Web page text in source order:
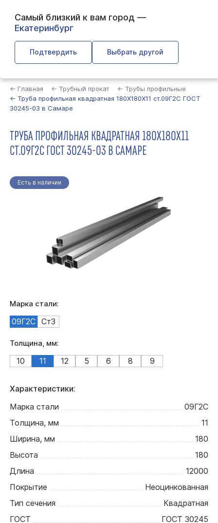
Самый близкий к вам город —
Екатеринбург
Подтвердить Выбрать другой
← Главная ← Трубный прокат
← Трубы профильные
← Труба профильная квадратная 180Х180Х11 ст.09Г2С ГОСТ
30245-03 в Самаре
ТРУБА ПРОФИЛЬНАЯ КВАДРАТНАЯ 180Х180Х11
СТ.09Г2С ГОСТ 30245-03 В САМАРЕ
Есть в наличии
Марка стали:
09Г2С Ст3
Толщина, мм:
10 11 12 5 6 8 9
Характеристики:
Марка стали
09Г2С
Толщина, мм
11
Ширина, мм
180
Высота
180
Длина
12000
Покрытие
Неоцинкованная
Тип сечения
Квадратная
ГОСТ
ГОСТ 30245